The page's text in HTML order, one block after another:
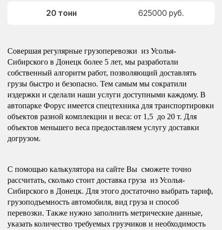
20 тонн 625000 руб.
Совершая регулярные грузоперевозки из Усолья-
Сибирского в Донецк более 5 лет, мы разработали
собственный алгоритм работ, позволяющий доставлять
грузы быстро и безопасно. Тем самым мы сократили
издержки и сделали наши услуги доступными каждому. В
автопарке Форус имеется спецтехника для транспортировки
объектов разной комплекции и веса: от 1,5 до 20 т. Для
объектов меньшего веса предоставляем услугу доставки
догрузом.
С помощью калькулятора на сайте Вы сможете точно
рассчитать, сколько стоит доставка груза из Усолья-
Сибирского в Донецк. Для этого достаточно выбрать тариф,
грузоподъемность автомобиля, вид груза и способ
перевозки. Также нужно заполнить метрические данные,
указать количество требуемых грузчиков и необходимость